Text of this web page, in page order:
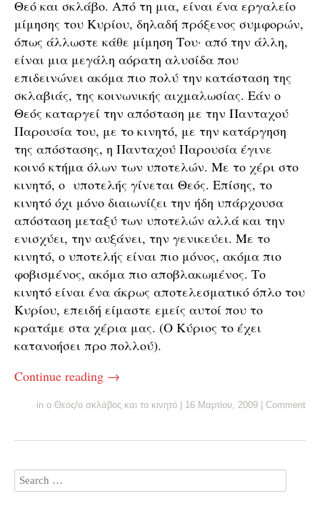
Θεό και σκλάβο. Από τη μια, είναι ένα εργαλείο
μίμησης του Κυρίου, δηλαδή πρόξενος συμφορών,
όπως άλλωστε κάθε μίμηση Του· από την άλλη,
είναι μια μεγάλη αόρατη αλυσίδα που
επιδεινώνει ακόμα πιο πολύ την κατάσταση της
σκλαβιάς, της κοινωνικής αιχμαλωσίας. Εάν ο
Θεός καταργεί την απόσταση με την Πανταχού
Παρουσία του, με το κινητό, με την κατάργηση
της απόστασης, η Πανταχού Παρουσία έγινε
κοινό κτήμα όλων των υποτελών. Με το χέρι στο
κινητό, ο υποτελής γίνεται Θεός. Επίσης, το
κινητό όχι μόνο διαιωνίζει την ήδη υπάρχουσα
απόσταση μεταξύ των υποτελών αλλά και την
ενισχύει, την αυξάνει, την γενικεύει. Με το
κινητό, ο υποτελής είναι πιο μόνος, ακόμα πιο
φοβισμένος, ακόμα πιο αποβλακωμένος. Το
κινητό είναι ένα άκρως αποτελεσματικό όπλο του
Κυρίου, επειδή είμαστε εμείς αυτοί που το
κρατάμε στα χέρια μας. (Ο Κύριος το έχει
κατανοήσει προ πολλού).
Continue reading →
in ο Θεός/ο σκλάβος και το κινητό 16 Μαρτίου, 2009 Comment